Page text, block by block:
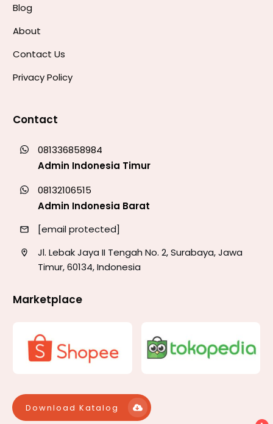
Blog
About
Contact Us
Privacy Policy
Contact
081336858984
Admin Indonesia Timur
08132106515
Admin Indonesia Barat
[email protected]
Jl. Lebak Jaya II Tengah No. 2, Surabaya, Jawa
Timur, 60134, Indonesia
Marketplace
Download Katalog